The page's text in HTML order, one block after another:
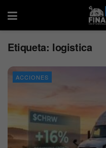
Etiqueta: logistica
ACCIONES